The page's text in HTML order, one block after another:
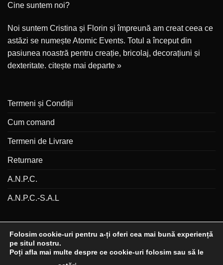
Cine suntem noi?
Noi suntem Cristina și Florin și împreună am creat ceea ce
astăzi se numește Atomic Events. Totul a început din
pasiunea noastră pentru creație, bricolaj, decorațiuni și
dexteritate. citește mai departe »
Termeni și Condiții
Cum comand
Termeni de Livrare
Returnare
A.N.P.C.
A.N.P.C.-S.A.L
Folosim cookie-uri pentru a-ți oferi cea mai bună experiență
pe situl nostru.
Poți afla mai multe despre ce cookie-uri folosim sau să le